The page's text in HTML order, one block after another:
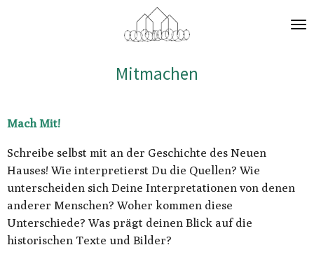
Mitmachen
Mach Mit!
Schreibe selbst mit an der Geschichte des Neuen
Hauses! Wie interpretierst Du die Quellen? Wie
unterscheiden sich Deine Interpretationen von denen
anderer Menschen? Woher kommen diese
Unterschiede? Was prägt deinen Blick auf die
historischen Texte und Bilder?